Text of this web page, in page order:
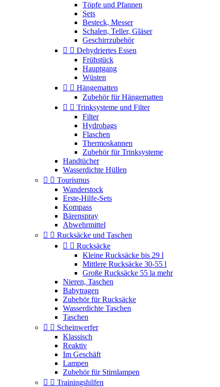
Töpfe und Pfannen
Sets
Besteck, Messer
Schalen, Teller, Gläser
Geschirrzubehör
  Dehydriertes Essen
Frühstück
Hauptgang
Wüsten
  Hängematten
Zubehör für Hängematten
  Trinksysteme und Filter
Filter
Hydrobags
Flaschen
Thermoskannen
Zubehör für Trinksysteme
Handtücher
Wasserdichte Hüllen
  Tourismus
Wanderstock
Erste-Hilfe-Sets
Kompass
Bärenspray
Abwehrmittel
  Rucksäcke und Taschen
  Rucksäcke
Kleine Rucksäcke bis 29 l
Mittlere Rucksäcke 30-55 l
Große Rucksäcke 55 la mehr
Nieren, Taschen
Babytragen
Zubehör für Rucksäcke
Wasserdichte Taschen
Taschen
  Scheinwerfer
Klassisch
Reaktiv
Im Geschäft
Lampen
Zubehör für Stirnlampen
  Trainingshilfen